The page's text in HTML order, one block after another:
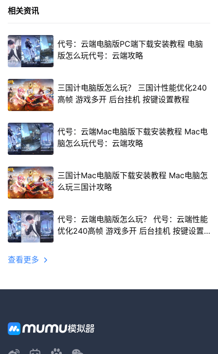
相关资讯
代号：云端电脑版PC端下载安装教程 电脑
版怎么玩代号：云端攻略
三国计电脑版怎么玩？ 三国计性能优化240
高帧 游戏多开 后台挂机 按键设置教程
代号：云端Mac电脑版下载安装教程 Mac电
脑怎么玩代号：云端攻略
三国计Mac电脑版下载安装教程 Mac电脑怎
么玩三国计攻略
代号：云端电脑版怎么玩？ 代号：云端性能
优化240高帧 游戏多开 后台挂机 按键设置
查看更多